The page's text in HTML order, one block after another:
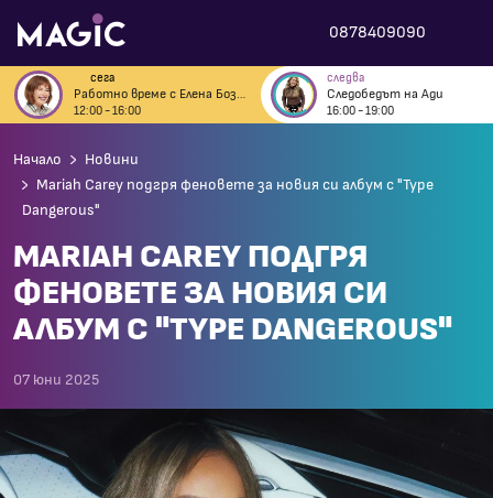
0878409090
сега
12:00 - 16:00
следва
Следобедът на Ади
16:00 - 19:00
Начало
Новини
Mariah Carey подгря феновете за новия си албум с "Type
Dangerous"
MARIAH CAREY ПОДГРЯ
ФЕНОВЕТЕ ЗА НОВИЯ СИ
АЛБУМ С "TYPE DANGEROUS"
07 юни 2025